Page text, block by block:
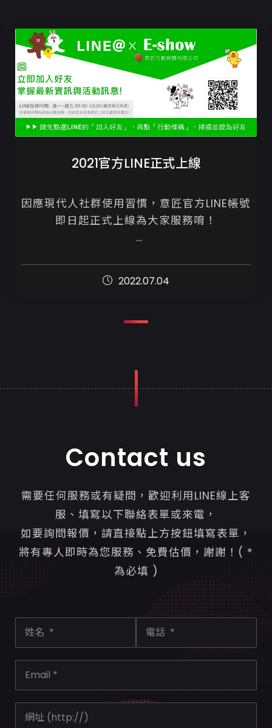
2021官方LINE正式上線
因應現代人社群使用習慣，意匠官方LINE帳號
即日起正式上線為大家服務唷！
題、客服，都歡迎與我們聯繫...
2022.07.04
Contact us
需要任何服務或有疑問，歡迎利用LINE線上客
服、填寫以下聯絡表單或來電，
如要詢問報價，請直接點上方按鈕填寫表單，
將有專人即時為您服務、免費估價，謝謝！( *
為必填 )